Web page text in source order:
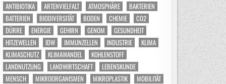
ANTIBIOTIKA ARTENVIELFALT ATMOSPHÄRE
BAKTERIEN
BATTERIEN
BIODIVERSITÄT BODEN CHEMIE
CO2
DÜRRE
ENERGIE GEHIRN GENOM
GESUNDHEIT
HITZEWELLEN
IDW IMMUNZELLEN INDUSTRIE
KLIMA
KLIMASCHUTZ
KLIMAWANDEL
KOHLENSTOFF
LANDNUTZUNG
LANDWIRTSCHAFT
LEBENSKUNDE
MENSCH
MIKROORGANISMEN MIKROPLASTIK
MOBILITÄT